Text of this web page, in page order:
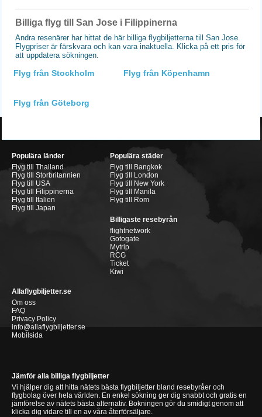
Billiga flyg till San Jose i Filippinerna
Andra resenärer har hittat de här billiga flygbiljetterna till San Jose.
Flygpriser är färskvara och kan vara inaktuella. Klicka på ett pris för
att uppdatera sökningen.
Flyg från Stockholm Flyg från Köpenhamn
Flyg från Göteborg
Populära länder
Flyg till Thailand
Flyg till Storbritannien
Flyg till USA
Flyg till Filippinerna
Flyg till Italien
Flyg till Japan
Populära städer
Flyg till Bangkok
Flyg till London
Flyg till New York
Flyg till Manila
Flyg till Rom
Billigaste resebyrån
flightnetwork
Gotogate
Mytrip
RCG
Ticket
Kiwi
Allaflygbiljetter.se
Om oss
FAQ
Privacy Policy
info@allaflygbiljetter.se
Mobilsida
Jämför alla billiga flygbiljetter
Vi hjälper dig att hitta nätets bästa flygbiljetter bland resebyråer och
flygbolag över hela världen. En enkel sökning ger dig snabbt och gratis en
jämförelse av nätets bästa alternativ. Bokningen gör du smidigt genom att
klicka dig vidare till en av våra återförsäljare.